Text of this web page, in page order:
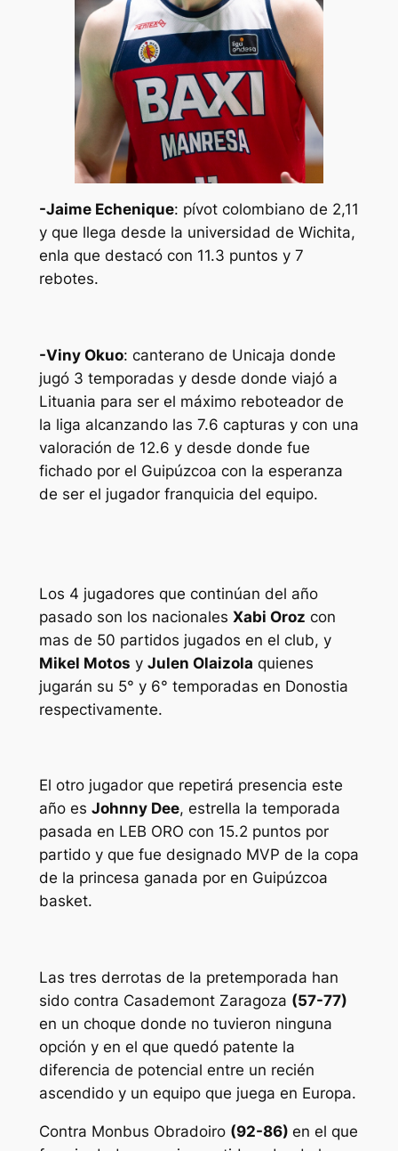
-Jaime Echenique: pívot colombiano de 2,11
y que llega desde la universidad de Wichita,
enla que destacó con 11.3 puntos y 7
rebotes.
-Viny Okuo: canterano de Unicaja donde
jugó 3 temporadas y desde donde viajó a
Lituania para ser el máximo reboteador de
la liga alcanzando las 7.6 capturas y con una
valoración de 12.6 y desde donde fue
fichado por el Guipúzcoa con la esperanza
de ser el jugador franquicia del equipo.
Los 4 jugadores que continúan del año
pasado son los nacionales Xabi Oroz con
mas de 50 partidos jugados en el club, y
Mikel Motos y Julen Olaizola quienes
jugarán su 5° y 6° temporadas en Donostia
respectivamente.
El otro jugador que repetirá presencia este
año es Johnny Dee, estrella la temporada
pasada en LEB ORO con 15.2 puntos por
partido y que fue designado MVP de la copa
de la princesa ganada por en Guipúzcoa
basket.
Las tres derrotas de la pretemporada han
sido contra Casademont Zaragoza (57-77)
en un choque donde no tuvieron ninguna
opción y en el que quedó patente la
diferencia de potencial entre un recién
ascendido y un equipo que juega en Europa.
Contra Monbus Obradoiro (92-86) en el que